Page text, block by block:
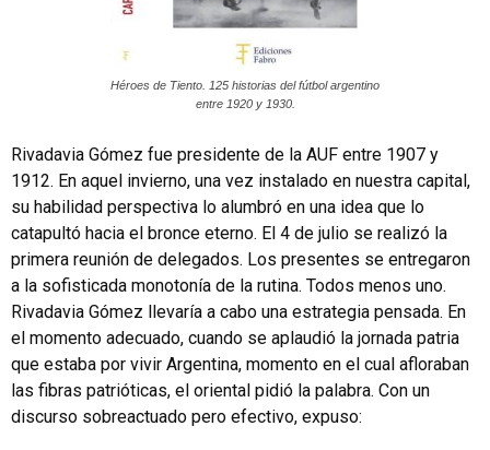
Héroes de Tiento. 125 historias del fútbol argentino
entre 1920 y 1930.
Rivadavia Gómez fue presidente de la AUF entre 1907 y
1912. En aquel invierno, una vez instalado en nuestra capital,
su habilidad perspectiva lo alumbró en una idea que lo
catapultó hacia el bronce eterno. El 4 de julio se realizó la
primera reunión de delegados. Los presentes se entregaron
a la sofisticada monotonía de la rutina. Todos menos uno.
Rivadavia Gómez llevaría a cabo una estrategia pensada. En
el momento adecuado, cuando se aplaudió la jornada patria
que estaba por vivir Argentina, momento en el cual afloraban
las fibras patrióticas, el oriental pidió la palabra. Con un
discurso sobreactuado pero efectivo, expuso: